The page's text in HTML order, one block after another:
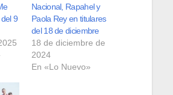
9
Nacional, Rapahel y
Paola Rey en titulares
del 18 de diciembre
18 de diciembre de
2024
En «Lo Nuevo»